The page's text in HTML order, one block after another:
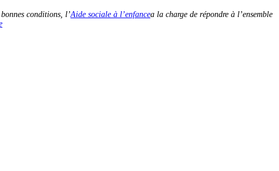
conditions, l’Aide sociale à l’enfancea la charge de répondre à l’ensemble